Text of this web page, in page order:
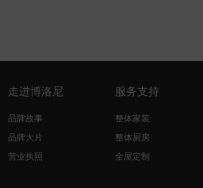
走进博洛尼
品牌故事
品牌大片
营业执照
服务支持
整体家装
整体厨房
全屋定制